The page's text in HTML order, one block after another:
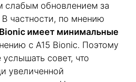
слабым обновлением за
частности, по мнению
имеет минимальные
с A15 Bionic. Поэтому
совет, что
увеличенной